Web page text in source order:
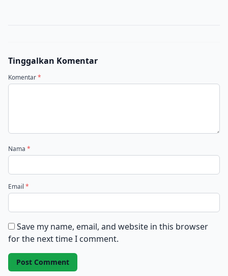
Tinggalkan Komentar
Komentar*
Nama *
Email *
Save my name, email, and website in this browser
for the next time I comment.